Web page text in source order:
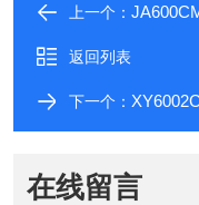
上一个：
返回列表
下一个：
在线留言